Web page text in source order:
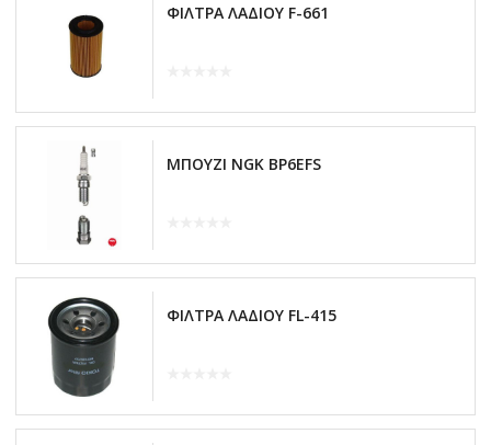
ΦΙΛΤΡΑ ΛΑΔΙΟΥ F-661
ΜΠΟΥΖΙ NGK BP6EFS
ΦΙΛΤΡΑ ΛΑΔΙΟΥ FL-415